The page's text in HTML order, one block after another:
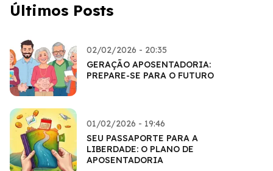
Últimos Posts
02/02/2026 - 20:35
GERAÇÃO APOSENTADORIA:
PREPARE-SE PARA O FUTURO
01/02/2026 - 19:46
SEU PASSAPORTE PARA A
LIBERDADE: O PLANO DE
APOSENTADORIA